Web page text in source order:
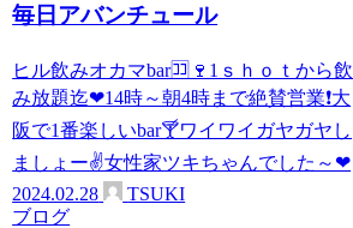
毎日アバンチュール
ヒル飲みオカマbar🈁🍷1ｓｈｏｔから飲
み放題迄❤14時～朝4時まで絶賛営業❗大
阪で1番楽しいbar🍸ワイワイガヤガヤし
ましょー✌女性家ツキちゃんでした～❤
2024.02.28
TSUKI
ブログ